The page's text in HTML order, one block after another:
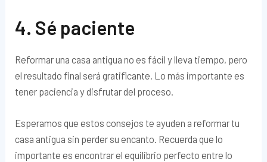
4. Sé paciente
Reformar una casa antigua no es fácil y lleva tiempo, pero
el resultado final será gratificante. Lo más importante es
tener paciencia y disfrutar del proceso.
Esperamos que estos consejos te ayuden a reformar tu
casa antigua sin perder su encanto. Recuerda que lo
importante es encontrar el equilibrio perfecto entre lo